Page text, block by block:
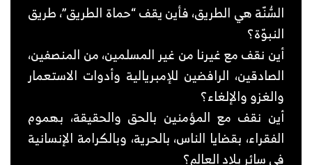
السُّنّة هي الطريق، فأين يقف “حماة الطريق”، طريق
النبوّة؟
أين نقف مع غيرنا من غير المسلمين، من المنصفين،
الصادقين، الرافضين للإمبريالية وأدوات الاستعمار
والغزو والإلغاء؟
أين نقف مع المؤمنين بالحق والحقيقة، بهموم
الفقراء، بقضايا الناس، بالحرية، وبالكرامة الإنسانية
في سائر بلاد العالم؟